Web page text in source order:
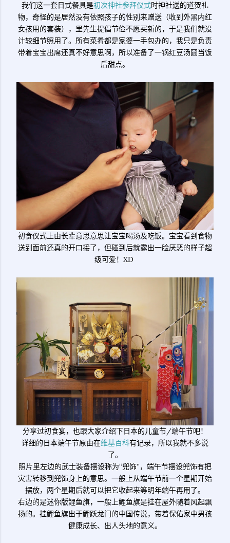
我们这一套日式餐具是初次神社参拜仪式时神社送的道贺礼
物，奇怪的是居然没有依照孩子的性别来赠送（收到外黑内红
女孩用的套装），里先生提倡节俭不愿买新的，于是我们就没
计较细节照用了。所有菜肴都是家婆一手包办的，我只是负责
带着宝宝出席还真不好意思啊，所以准备了一锅红豆汤圆当饭
后甜点。
初食仪式上由长辈意思意思让宝宝喝汤及吃饭。宝宝看到食物
送到面前还真的开口接了，但碰到后就露出一脸厌恶的样子超
级可爱！XD
分享过初食宴，也跟大家介绍下日本的儿童节/端午节吧！
详细的日本端午节原由在维基百科有记录，所以我就不多说
了。
照片里左边的武士装备摆设称为“兜饰”，端午节摆设兜饰有把
灾害转移到兜饰身上的意思。一般上从端午节前一个星期开始
摆放，两个星期后就可以把它收起来等明年端午再用了。
右边的是迷你版鲤鱼旗，一般上鲤鱼旗是挂在屋外随着风起飘
扬的。挂鲤鱼旗出于鲤跃龙门的中国传说，带着保佑家中男孩
健康成长、出人头地的意义。